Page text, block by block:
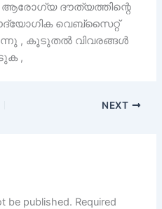
ആരോഗ്യ ദൗത്യത്തിന്റെ
ഔദ്യോഗിക വെബ്‌സൈറ്റ്
, കൂടുതൽ വിവരങ്ങൾ
,
NEXT
be published. Required